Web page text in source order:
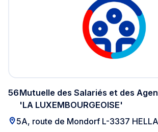
Mutuelle des Salariés et des
'LA LUXEMBOURGEOISE'
56
5A, route de Mondorf L-3337